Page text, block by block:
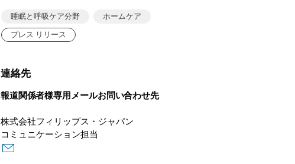
睡眠と呼吸ケア分野 ホームケア
プレス リリース
連絡先
報道関係者様専用メールお問い合わせ先
株式会社フィリップス・ジャパン
コミュニケーション担当